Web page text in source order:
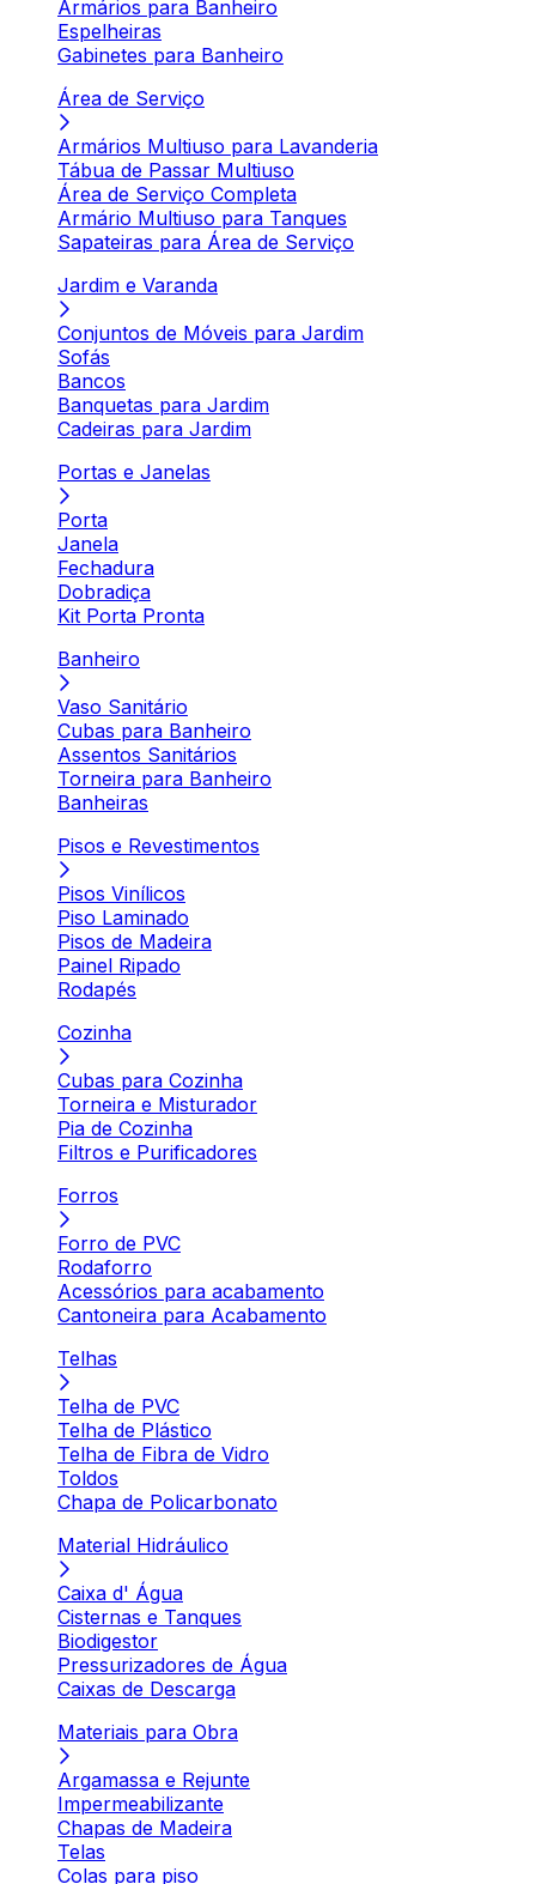
Armários para Banheiro
Espelheiras
Gabinetes para Banheiro
Área de Serviço
Armários Multiuso para Lavanderia
Tábua de Passar Multiuso
Área de Serviço Completa
Armário Multiuso para Tanques
Sapateiras para Área de Serviço
Jardim e Varanda
Conjuntos de Móveis para Jardim
Sofás
Bancos
Banquetas para Jardim
Cadeiras para Jardim
Portas e Janelas
Porta
Janela
Fechadura
Dobradiça
Kit Porta Pronta
Banheiro
Vaso Sanitário
Cubas para Banheiro
Assentos Sanitários
Torneira para Banheiro
Banheiras
Pisos e Revestimentos
Pisos Vinílicos
Piso Laminado
Pisos de Madeira
Painel Ripado
Rodapés
Cozinha
Cubas para Cozinha
Torneira e Misturador
Pia de Cozinha
Filtros e Purificadores
Forros
Forro de PVC
Rodaforro
Acessórios para acabamento
Cantoneira para Acabamento
Telhas
Telha de PVC
Telha de Plástico
Telha de Fibra de Vidro
Toldos
Chapa de Policarbonato
Material Hidráulico
Caixa d' Água
Cisternas e Tanques
Biodigestor
Pressurizadores de Água
Caixas de Descarga
Materiais para Obra
Argamassa e Rejunte
Impermeabilizante
Chapas de Madeira
Telas
Colas para piso